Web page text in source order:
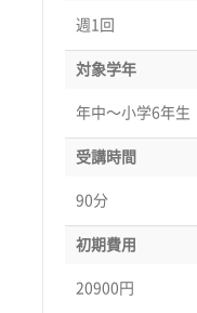
週1回
対象学年
年中〜小学6年生
受講時間
90分
初期費用
20900円